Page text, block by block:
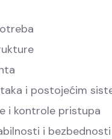
i postojećim
i kontrole pristupa
i bezbednosti